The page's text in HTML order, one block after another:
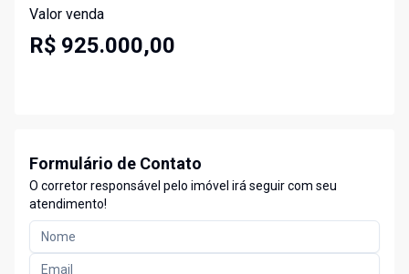
Valor venda
R$ 925.000,00
Formulário de Contato
O corretor responsável pelo imóvel irá seguir com seu
atendimento!